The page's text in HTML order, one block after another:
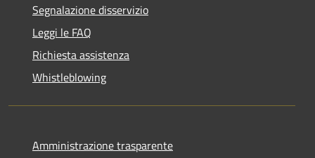
Segnalazione disservizio
Leggi le FAQ
Richiesta assistenza
Whistleblowing
Amministrazione trasparente